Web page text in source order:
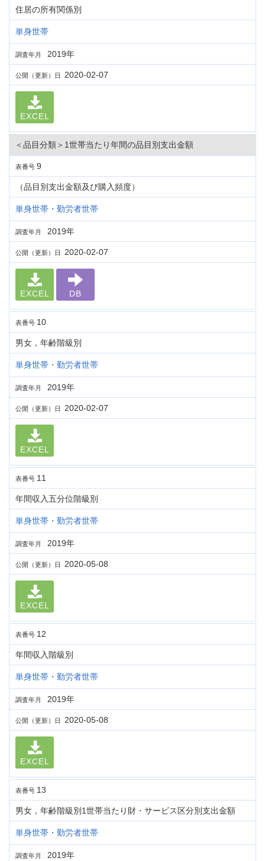
住居の所有関係別
単身世帯
調査年月 2019年
公開（更新）日 2020-02-07
EXCEL
＜品目分類＞1世帯当たり年間の品目別支出金額
表番号 9
（品目別支出金額及び購入頻度）
単身世帯・勤労者世帯
調査年月 2019年
公開（更新）日 2020-02-07
EXCEL DB
表番号 10
男女，年齢階級別
単身世帯・勤労者世帯
調査年月 2019年
公開（更新）日 2020-02-07
EXCEL
表番号 11
年間収入五分位階級別
単身世帯・勤労者世帯
調査年月 2019年
公開（更新）日 2020-05-08
EXCEL
表番号 12
年間収入階級別
単身世帯・勤労者世帯
調査年月 2019年
公開（更新）日 2020-05-08
EXCEL
表番号 13
男女，年齢階級別1世帯当たり財・サービス区分別支出金額
単身世帯・勤労者世帯
調査年月 2019年